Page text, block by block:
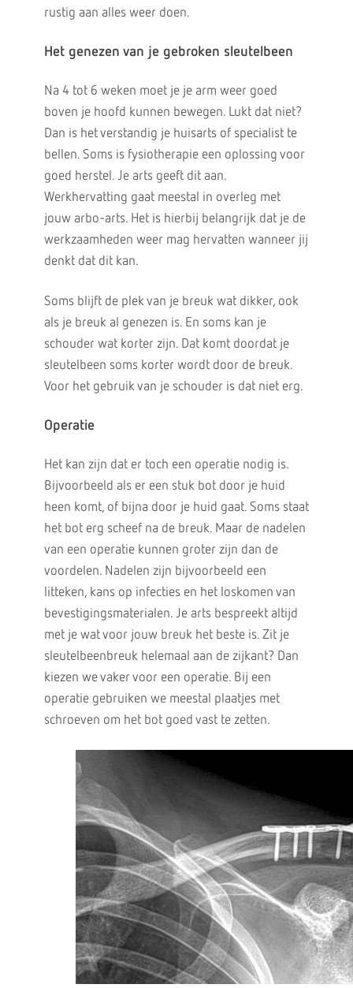
rustig aan alles weer doen.
Het genezen van je gebroken sleutelbeen
Na 4 tot 6 weken moet je je arm weer goed
boven je hoofd kunnen bewegen. Lukt dat niet?
Dan is het verstandig je huisarts of specialist te
bellen. Soms is fysiotherapie een oplossing voor
goed herstel. Je arts geeft dit aan.
Werkhervatting gaat meestal in overleg met
jouw arbo-arts. Het is hierbij belangrijk dat je de
werkzaamheden weer mag hervatten wanneer jij
denkt dat dit kan.
Soms blijft de plek van je breuk wat dikker, ook
als je breuk al genezen is. En soms kan je
schouder wat korter zijn. Dat komt doordat je
sleutelbeen soms korter wordt door de breuk.
Voor het gebruik van je schouder is dat niet erg.
Operatie
Het kan zijn dat er toch een operatie nodig is.
Bijvoorbeeld als er een stuk bot door je huid
heen komt, of bijna door je huid gaat. Soms staat
het bot erg scheef na de breuk. Maar de nadelen
van een operatie kunnen groter zijn dan de
voordelen. Nadelen zijn bijvoorbeeld een
litteken, kans op infecties en het loskomen van
bevestigingsmaterialen. Je arts bespreekt altijd
met je wat voor jouw breuk het beste is. Zit je
sleutelbeenbreuk helemaal aan de zijkant? Dan
kiezen we vaker voor een operatie. Bij een
operatie gebruiken we meestal plaatjes met
schroeven om het bot goed vast te zetten.